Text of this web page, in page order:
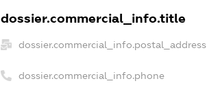
dossier.commercial_info.title
dossier.commercial_info.postal_address
dossier.commercial_info.phone